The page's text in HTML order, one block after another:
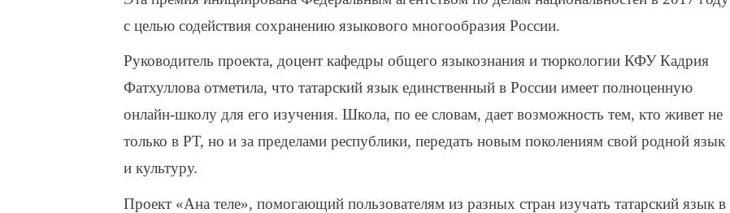
с целью содействия сохранению языкового многообразия России.
Руководитель проекта, доцент кафедры общего языкознания и тюркологии КФУ Кадрия
Фатхуллова отметила, что татарский язык единственный в России имеет полноценную
онлайн-школу для его изучения. Школа, по ее словам, дает возможность тем, кто живет не
только в РТ, но и за пределами республики, передать новым поколениям свой родной язык
и культуру.
Проект «Ана теле», помогающий пользователям из разных стран изучать татарский язык в